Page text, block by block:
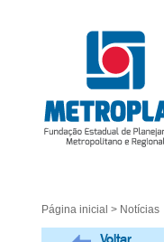
Página inicial > Notícias